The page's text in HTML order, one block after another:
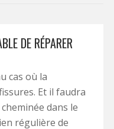
DE RÉPARER
cas où la
Et il faudra
dans le
régulière de